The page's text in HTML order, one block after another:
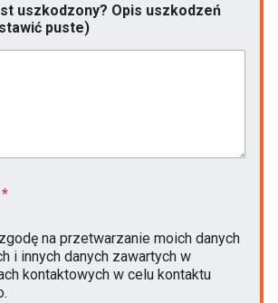
uszkodzony? Opis uszkodzeń
puste)
*
na przetwarzanie moich danych
i innych danych zawartych w
kontaktowych w celu kontaktu